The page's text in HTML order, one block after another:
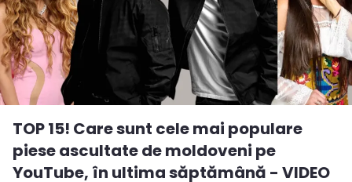
TOP 15! Care sunt cele mai populare
piese ascultate de moldoveni pe
YouTube, în ultima săptămână - VIDEO